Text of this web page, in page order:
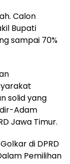
Calon
Bupati
sampai 70%
solid yang
Adam
Jawa Timur.
di DPRD
Pemilihan